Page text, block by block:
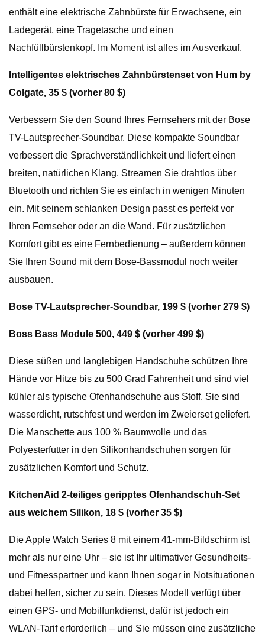
enthält eine elektrische Zahnbürste für Erwachsene, ein
Ladegerät, eine Tragetasche und einen
Nachfüllbürstenkopf. Im Moment ist alles im Ausverkauf.
Intelligentes elektrisches Zahnbürstenset von Hum by
Colgate, 35 $ (vorher 80 $)
Verbessern Sie den Sound Ihres Fernsehers mit der Bose
TV-Lautsprecher-Soundbar. Diese kompakte Soundbar
verbessert die Sprachverständlichkeit und liefert einen
breiten, natürlichen Klang. Streamen Sie drahtlos über
Bluetooth und richten Sie es einfach in wenigen Minuten
ein. Mit seinem schlanken Design passt es perfekt vor
Ihren Fernseher oder an die Wand. Für zusätzlichen
Komfort gibt es eine Fernbedienung – außerdem können
Sie Ihren Sound mit dem Bose-Bassmodul noch weiter
ausbauen.
Bose TV-Lautsprecher-Soundbar, 199 $ (vorher 279 $)
Boss Bass Module 500, 449 $ (vorher 499 $)
Diese süßen und langlebigen Handschuhe schützen Ihre
Hände vor Hitze bis zu 500 Grad Fahrenheit und sind viel
kühler als typische Ofenhandschuhe aus Stoff. Sie sind
wasserdicht, rutschfest und werden im Zweierset geliefert.
Die Manschette aus 100 % Baumwolle und das
Polyesterfutter in den Silikonhandschuhen sorgen für
zusätzlichen Komfort und Schutz.
KitchenAid 2-teiliges geripptes Ofenhandschuh-Set
aus weichem Silikon, 18 $ (vorher 35 $)
Die Apple Watch Series 8 mit einem 41-mm-Bildschirm ist
mehr als nur eine Uhr – sie ist Ihr ultimativer Gesundheits-
und Fitnesspartner und kann Ihnen sogar in Notsituationen
dabei helfen, sicher zu sein. Dieses Modell verfügt über
einen GPS- und Mobilfunkdienst, dafür ist jedoch ein
WLAN-Tarif erforderlich – und Sie müssen eine zusätzliche